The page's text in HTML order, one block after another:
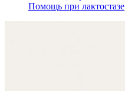
Помощь при лактостазе